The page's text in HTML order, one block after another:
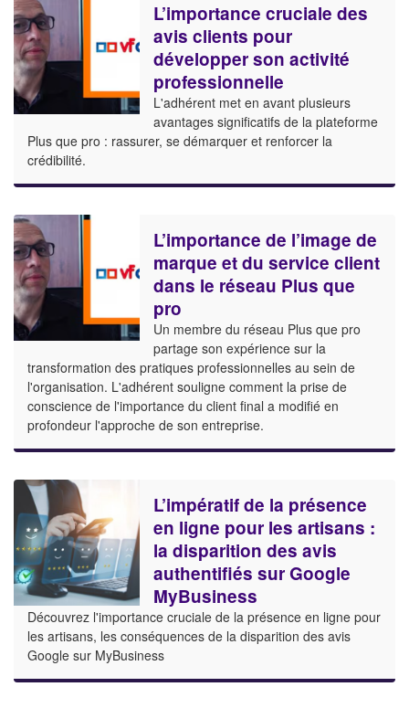
L’importance cruciale des
avis clients pour
développer son activité
professionnelle
L'adhérent met en avant plusieurs
avantages significatifs de la plateforme
Plus que pro : rassurer, se démarquer et renforcer la
crédibilité.
L’importance de l’image de
marque et du service client
dans le réseau Plus que
pro
Un membre du réseau Plus que pro
partage son expérience sur la
transformation des pratiques professionnelles au sein de
l'organisation. L'adhérent souligne comment la prise de
conscience de l'importance du client final a modifié en
profondeur l'approche de son entreprise.
L’impératif de la présence
en ligne pour les artisans :
la disparition des avis
authentifiés sur Google
MyBusiness
Découvrez l'importance cruciale de la présence en ligne pour
les artisans, les conséquences de la disparition des avis
Google sur MyBusiness